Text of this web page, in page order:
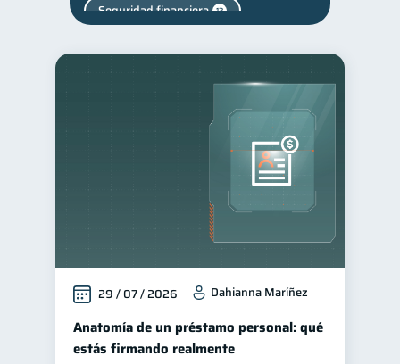
Seguridad financiera 13
Finanzas para jóvenes 30
25
Inclusión financiera 22
Bienestar financiero 22
Finanzas para mujeres 20
Organización Financiera 10
29 / 07 / 2026 Dahianna Maríñez
Anatomía de un préstamo personal: qué
estás firmando realmente